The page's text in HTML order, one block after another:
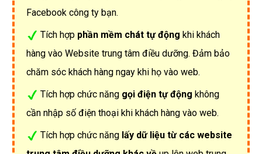
Facebook công ty bạn.
Tích hợp phần mềm chát tự động khi khách
hàng vào Website trung tâm điều dưỡng. Đảm bảo
chăm sóc khách hàng ngay khi họ vào web.
Tích hợp chức năng gọi điện tự động không
cần nhập số điện thoại khi khách hàng vào web.
Tích hợp chức năng lấy dữ liệu từ các website